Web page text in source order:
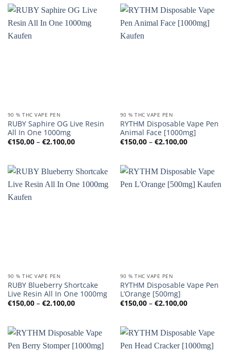
90 % THC VAPE PEN
RUBY Saphire OG Live Resin
All In One 1000mg
€150,00 – €2.100,00Preisspanne:
90 % THC VAPE PEN
RYTHM Disposable Vape Pen
Animal Face [1000mg]
€150,00 – €2.100,00
90 % THC VAPE PEN
RUBY Blueberry Shortcake
Live Resin All In One 1000mg
€150,00 – €2.100,00Preisspanne:
€150,00
90 % THC VAPE PEN
RYTHM Disposable Vape Pen
L’Orange [500mg]
€150,00 – €2.100,00
€150,00